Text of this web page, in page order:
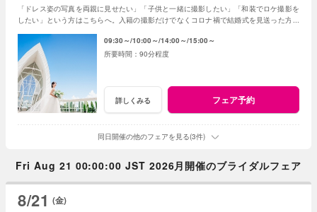
「ドレス姿の写真を両親に見せたい」「子供と一緒に撮影したい」「和装でロケ撮影を
したい」という方はこちらへ。入籍の撮影だけでなくコロナ禍で結婚式を見送った方や
09:30～ 10:00～ 14:00～ 15:00～
90分程度
詳しくみる フェア予約
同日開催の他のフェアを見る(3件)
Fri Aug 21 00:00:00 JST 2026月開催のブライダルフェア
8/21 (金)